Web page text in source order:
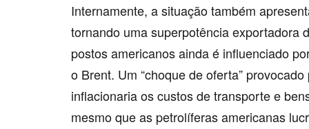
Internamente, a situação também
tornando uma superpotência exportadora
postos americanos ainda é influenciado
o Brent. Um “choque de oferta”
inflacionaria os custos de transporte e
mesmo que as petrolíferas americanas